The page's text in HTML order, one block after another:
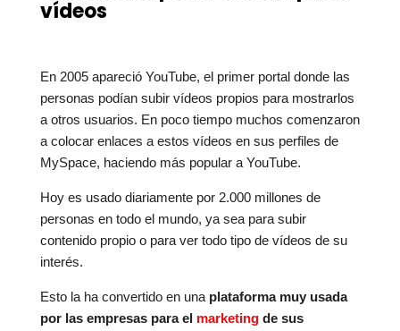
vídeos
En 2005 apareció YouTube, el primer portal donde las
personas podían subir vídeos propios para mostrarlos
a otros usuarios. En poco tiempo muchos comenzaron
a colocar enlaces a estos vídeos en sus perfiles de
MySpace, haciendo más popular a YouTube.
Hoy es usado diariamente por 2.000 millones de
personas en todo el mundo, ya sea para subir
contenido propio o para ver todo tipo de vídeos de su
interés.
Esto la ha convertido en una plataforma muy usada
por las empresas para el marketingde sus